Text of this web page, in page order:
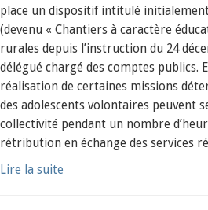
place un dispositif intitulé
(devenu « Chantiers à caractère
rurales depuis l’instruction du 24
délégué chargé des comptes publics.
réalisation de certaines missions
des adolescents volontaires peuvent
collectivité pendant un nombre
rétribution en échange des services
Lire la suite